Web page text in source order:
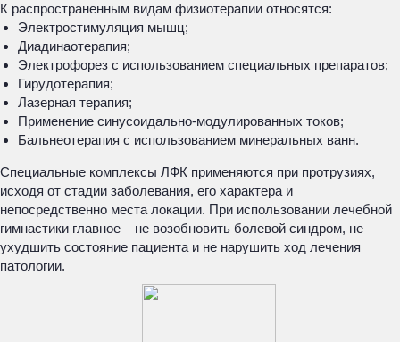
К распространенным видам физиотерапии относятся:
Электростимуляция мышц;
Диадинаотерапия;
Электрофорез с использованием специальных препаратов;
Гирудотерапия;
Лазерная терапия;
Применение синусоидально-модулированных токов;
Бальнеотерапия с использованием минеральных ванн.
Специальные комплексы ЛФК применяются при протрузиях,
исходя от стадии заболевания, его характера и
непосредственно места локации. При использовании лечебной
гимнастики главное – не возобновить болевой синдром, не
ухудшить состояние пациента и не нарушить ход лечения
патологии.